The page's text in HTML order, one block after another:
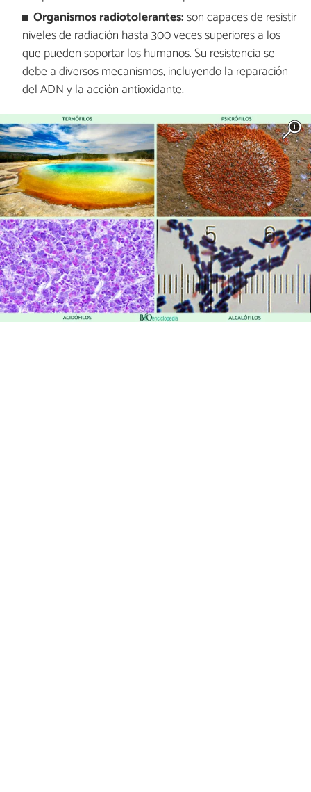
Organismos radiotolerantes:son capaces de resistir
niveles de radiación hasta 300 veces superiores a los
que pueden soportar los humanos. Su resistencia se
debe a diversos mecanismos, incluyendo la reparación
del ADN y la acción antioxidante.